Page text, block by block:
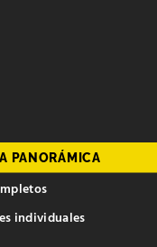
PANORÁMICA
individuales